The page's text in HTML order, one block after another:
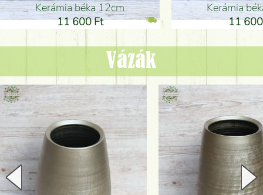
Kerámia béka 12cm
11 600 Ft
Kerámia
11
Vázák